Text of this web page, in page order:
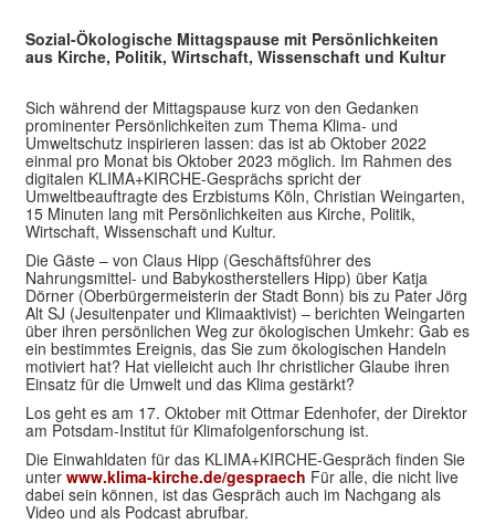
Sozial-Ökologische Mittagspause mit Persönlichkeiten
aus Kirche, Politik, Wirtschaft, Wissenschaft und Kultur
Sich während der Mittagspause kurz von den Gedanken
prominenter Persönlichkeiten zum Thema Klima- und
Umweltschutz inspirieren lassen: das ist ab Oktober 2022
einmal pro Monat bis Oktober 2023 möglich. Im Rahmen des
digitalen KLIMA+KIRCHE-Gesprächs spricht der
Umweltbeauftragte des Erzbistums Köln, Christian Weingarten,
15 Minuten lang mit Persönlichkeiten aus Kirche, Politik,
Wirtschaft, Wissenschaft und Kultur.
Die Gäste – von Claus Hipp (Geschäftsführer des
Nahrungsmittel- und Babykostherstellers Hipp) über Katja
Dörner (Oberbürgermeisterin der Stadt Bonn) bis zu Pater Jörg
Alt SJ (Jesuitenpater und Klimaaktivist) – berichten Weingarten
über ihren persönlichen Weg zur ökologischen Umkehr: Gab es
ein bestimmtes Ereignis, das Sie zum ökologischen Handeln
motiviert hat? Hat vielleicht auch Ihr christlicher Glaube ihren
Einsatz für die Umwelt und das Klima gestärkt?
Los geht es am 17. Oktober mit Ottmar Edenhofer, der Direktor
am Potsdam-Institut für Klimafolgenforschung ist.
Die Einwahldaten für das KLIMA+KIRCHE-Gespräch finden Sie
unter www.klima-kirche.de/gespraech Für alle, die nicht live
dabei sein können, ist das Gespräch auch im Nachgang als
Video und als Podcast abrufbar.